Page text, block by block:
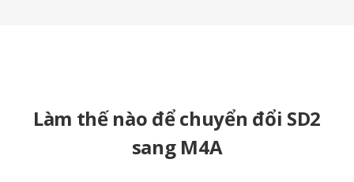
Làm thế nào để chuyển đổi SD2
sang M4A